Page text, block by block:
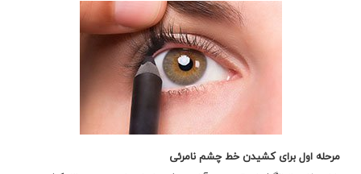
مرحله اول برای کشیدن خط چشم نامرئی